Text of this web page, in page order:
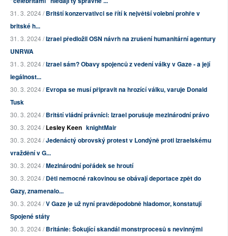
31. 3. 2024 /Britští konzervativci se řítí k největší volební prohře v
britské h...
31. 3. 2024 /Izrael předložil OSN návrh na zrušení humanitární agentury
UNRWA
31. 3. 2024 /Izrael sám? Obavy spojenců z vedení války v Gaze - a její
legálnost...
30. 3. 2024 /Evropa se musí připravit na hrozící válku, varuje Donald
Tusk
30. 3. 2024 /Britští vládní právníci: Izrael porušuje mezinárodní právo
30. 3. 2024 /Lesley Keen knightMair
30. 3. 2024 /Jedenáctý obrovský protest v Londýně proti izraelskému
vraždění v G...
30. 3. 2024 /Mezinárodní pořádek se hroutí
30. 3. 2024 /Děti nemocné rakovinou se obávají deportace zpět do
Gazy, znamenalo...
30. 3. 2024 /V Gaze je už nyní pravděpodobně hladomor, konstatují
Spojené státy
30. 3. 2024 /Británie: Šokující skandál monstrprocesů s nevinnými